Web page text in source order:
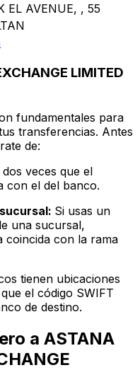
EL AVENUE, , 55
LIMITED
fundamentales para
transferencias. Antes
de:
veces que el
con el del banco.
Si usas un
una sucursal,
coincida con la rama
tienen ubicaciones
el código SWIFT
de destino.
a ASTANA